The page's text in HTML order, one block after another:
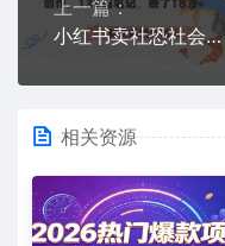
上一篇：
小红书卖社恐社会化指南，全部用AI创作，139篇笔记，搞了18W+
相关资源